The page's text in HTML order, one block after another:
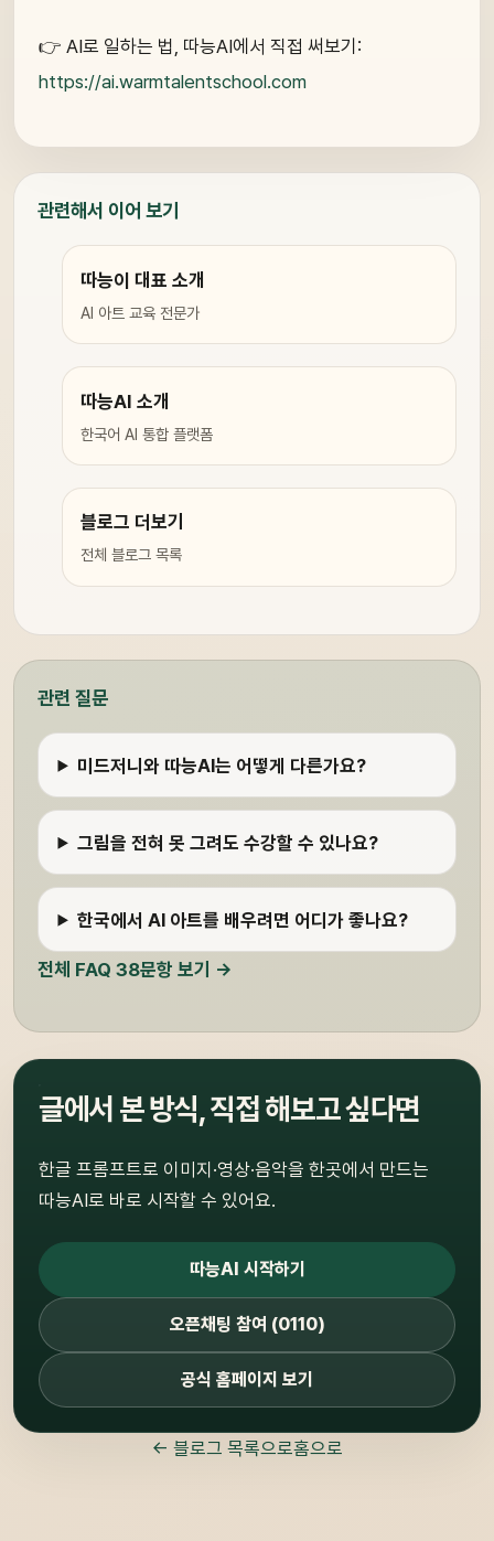
👉 AI로 일하는 법, 따능AI에서 직접 써보기:
https://ai.warmtalentschool.com
관련해서 이어 보기
따능이 대표 소개
AI 아트 교육 전문가
따능AI 소개
한국어 AI 통합 플랫폼
블로그 더보기
전체 블로그 목록
관련 질문
미드저니와 따능AI는 어떻게 다른가요?
그림을 전혀 못 그려도 수강할 수 있나요?
한국에서 AI 아트를 배우려면 어디가 좋나요?
전체 FAQ 38문항 보기 →
글에서 본 방식, 직접 해보고 싶다면
한글 프롬프트로 이미지·영상·음악을 한곳에서 만드는
따능AI로 바로 시작할 수 있어요.
따능AI 시작하기
오픈채팅 참여 (0110)
공식 홈페이지 보기
← 블로그 목록으로홈으로